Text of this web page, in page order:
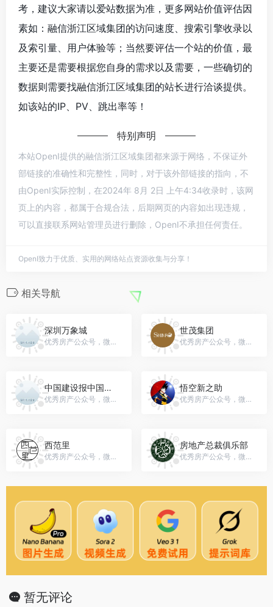
考，建议大家请以爱站数据为准，更多网站价值评估因
素如：融信浙江区域集团的访问速度、搜索引擎收录以
及索引量、用户体验等；当然要评估一个站的价值，最
主要还是需要根据您自身的需求以及需要，一些确切的
数据则需要找融信浙江区域集团的站长进行洽谈提供。
如该站的IP、PV、跳出率等！
特别声明
本站OpenI提供的融信浙江区域集团都来源于网络，不保证外
部链接的准确性和完整性，同时，对于该外部链接的指向，不
由OpenI实际控制，在2024年 8月 2日 上午4:34收录时，该网
页上的内容，都属于合规合法，后期网页的内容如出现违规，
可以直接联系网站管理员进行删除，OpenI不承担任何责任。
OpenI致力于优质、实用的网络站点资源收集与分享！
相关导航
深圳万象城
优秀房产公众号，微信号：MIXC2004
世茂集团
优秀房产公众号，微信号：shimao_group
中国建设报中国房地产
优秀房产公众号，微信号：gh_5466a65e3ada
悟空新之助
优秀房产公众号，微信号：Smart_Dreamer
西范里
优秀房产公众号，微信号：nbxifanli
房地产总裁俱乐部
优秀房产公众号，微信号：fangdichan2013
暂无评论